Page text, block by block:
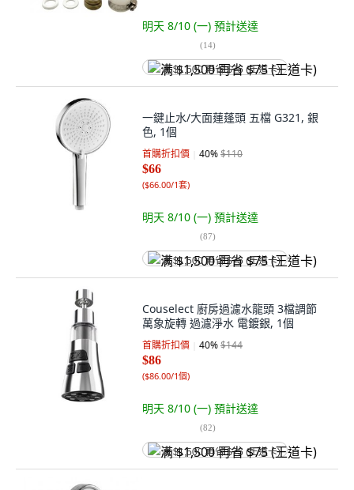
明天 8/10 (一) 預計送達
(14)
满 $1,500 再省 $75 (王道卡)
一鍵止水/大面蓮蓬頭 五檔 G321, 銀
色, 1個
首購折扣價 40%$110
$66
($66.00/1套)
明天 8/10 (一) 預計送達
(87)
满 $1,500 再省 $75 (王道卡)
Couselect 廚房過濾水龍頭 3檔調節
萬象旋轉 過濾淨水 電鍍銀, 1個
首購折扣價 40%$144
$86
($86.00/1個)
明天 8/10 (一) 預計送達
(82)
满 $1,500 再省 $75 (王道卡)